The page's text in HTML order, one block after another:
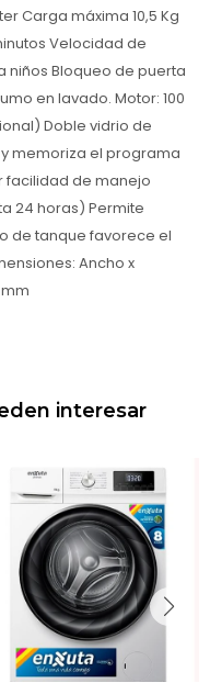
Carga máxima 10,5 Kg
Velocidad de
niños Bloqueo de puerta
en lavado. Motor: 100
Doble vidrio de
memoriza el programa
facilidad de manejo
24 horas) Permite
de tanque favorece el
Ancho x
interesar